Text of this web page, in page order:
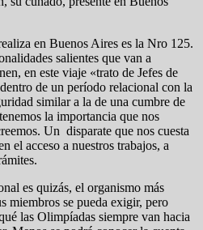
en Buenos Aires es la Nro 125.
salientes que van a
en este viaje «trato de Jefes de
de un período relacional con la
similar a la de una cumbre de
la importancia que nos
Un disparate que nos cuesta
el acceso a nuestros trabajos, a
es quizás, el organismo más
miembros se pueda exigir, pero
las Olimpíadas siempre van hacia